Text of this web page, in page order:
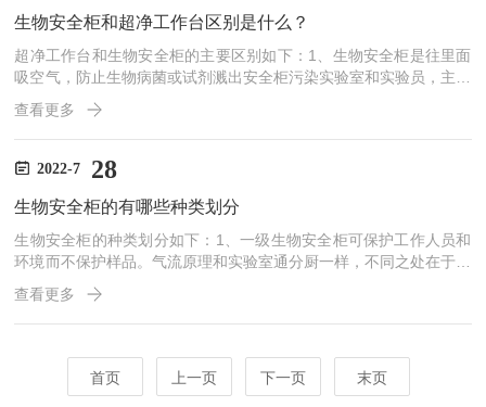
的。等离子清洗机用的耗材跟传统清洗机不同，...
生物安全柜和超净工作台区别是什么？
超净工作台和生物安全柜的主要区别如下：1、生物安全柜是往里面
吸空气，防止生物病菌或试剂溅出安全柜污染实验室和实验员，主要
用来保护人体。2、而超净工作台是往外吹风，不考虑实验室和实验
员，是保证试验台无菌环境的仪器。3、生物安全柜是一种在微生物
学、生物医学、基因重组、动物实验、生物制品等领域的科研、教
学、临床检验和生产中广泛使用的安全设备，也是实验室生物安全中
净化工作台，正确操作生物安全柜，能够*保护工作人员、受试样品
并...
查看更多
2022-7 28
生物安全柜的有哪些种类划分
生物安全柜的种类划分如下：1、一级生物安全柜可保护工作人员和
环境而不保护样品。气流原理和实验室通分厨一样，不同之处在于排
气口安装有过滤器。所有类型的生物安全柜都在排气和进气口使用过
滤器。一级生物安全柜本身无风机，依赖外接通风管中的风机带动气
流，由于不能对试验品或产品提供保护，目前已较少使用。2、二级
风机连接紧急供应电源，目的在断电下仍可保持安全柜负压，以免危
险气体泄漏出实验室。其前窗气流速度小量或测量平均值应至少为
查看更多
首页 上一页 下一页 末页